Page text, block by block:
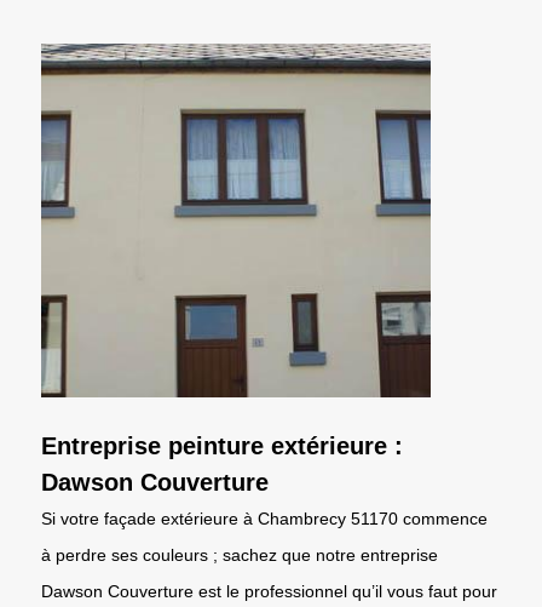
Entreprise peinture extérieure :
Dawson Couverture
Si votre façade extérieure à Chambrecy 51170 commence
à perdre ses couleurs ; sachez que notre entreprise
Dawson Couverture est le professionnel qu’il vous faut pour